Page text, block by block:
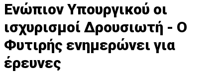
Ενώπιον Υπουργικού οι
ισχυρισμοί Δρουσιωτή - Ο
Φυτιρής ενημερώνει για
έρευνες